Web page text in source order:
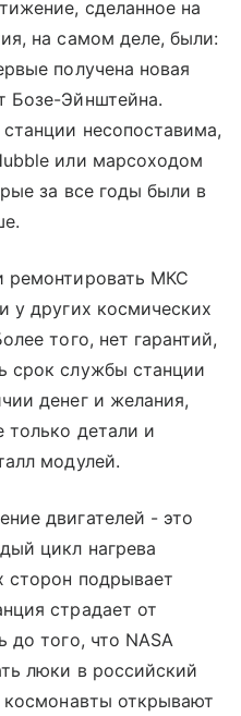
сделанное на
на самом деле, были:
получена новая
Бозе-Эйнштейна.
несопоставима,
или марсоходом
за все годы были в
ремонтировать МКС
у других космических
того, нет гарантий,
срок службы станции
денег и желания,
только детали и
модулей.
двигателей - это
цикл нагрева
сторон подрывает
страдает от
до того, что NASA
люки в российский
космонавты открывают